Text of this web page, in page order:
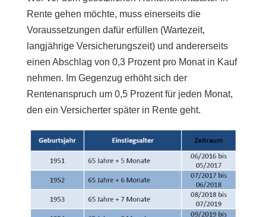
Rente gehen möchte, muss einerseits die
Voraussetzungen dafür erfüllen (Wartezeit,
langjährige Versicherungszeit) und andererseits
einen Abschlag von 0,3 Prozent pro Monat in Kauf
nehmen. Im Gegenzug erhöht sich der
Rentenanspruch um 0,5 Prozent für jeden Monat,
den ein Versicherter später in Rente geht.